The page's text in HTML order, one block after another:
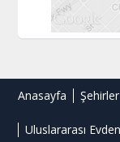
Anasayfa Şehirler
Uluslararası